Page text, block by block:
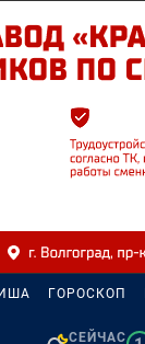
ГОРОСКОП
СЕЙЧАС